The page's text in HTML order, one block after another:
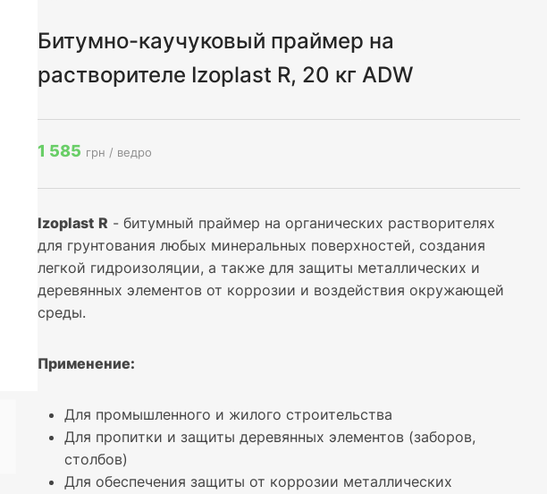
Битумно-каучуковый праймер на
растворителе Izoplast R, 20 кг ADW
1 585 грн / ведро
Izoplast R - битумный праймер на органических растворителях
для грунтования любых минеральных поверхностей, создания
легкой гидроизоляции, а также для защиты металлических и
деревянных элементов от коррозии и воздействия окружающей
среды.
Применение:
Для промышленного и жилого строительства
Для пропитки и защиты деревянных элементов (заборов,
столбов)
Для обеспечения защиты от коррозии металлических